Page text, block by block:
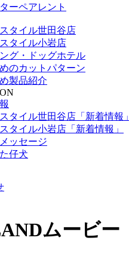
ーペアレント
タイル世田谷店
タイル小岩店
グ・ドッグホテル
のカットパターン
製品紹介
タイル世田谷店「新着情報」
タイル小岩店「新着情報」
ッセージ
仔犬
ムービー